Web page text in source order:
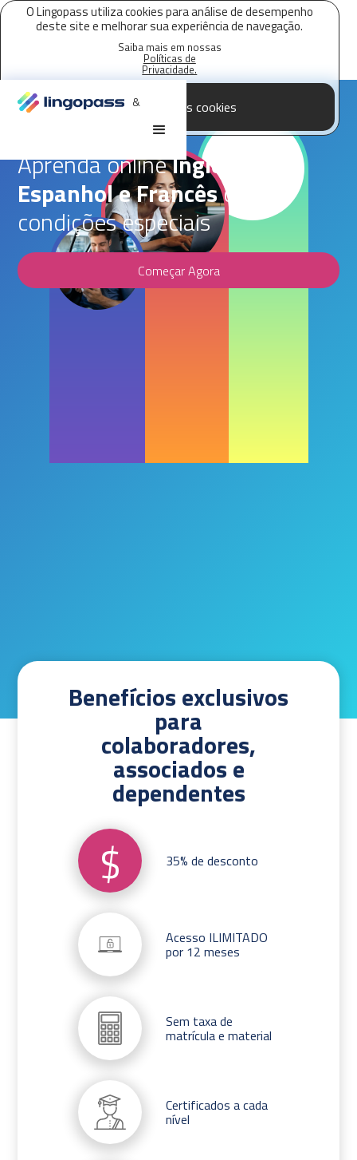
O Lingopass utiliza cookies para análise de desempenho
deste site e melhorar sua experiência de navegação.
Saiba mais em nossas
Políticas de
Privacidade.
Aceitar todos os cookies
&
Parceria Lingopass, AMCHAM
Aprenda onlineInglês,
Espanhol e Francêscom
condições especiais
Começar Agora
Benefícios exclusivos
para
colaboradores,
associados e
dependentes
$ 35% de desconto
Acesso ILIMITADO
por 12 meses
Sem taxa de
matrícula e material
Certificados a cada
nível